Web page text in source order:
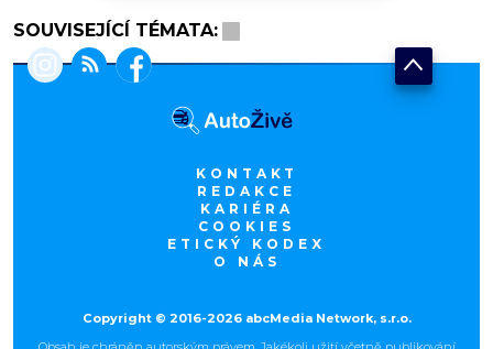
SOUVISEJÍCÍ TÉMATA:
KONTAKT
REDAKCE
KARIÉRA
COOKIES
ETICKÝ KODEX
O NÁS
Copyright © 2016-2026 abcMedia Network, s.r.o.